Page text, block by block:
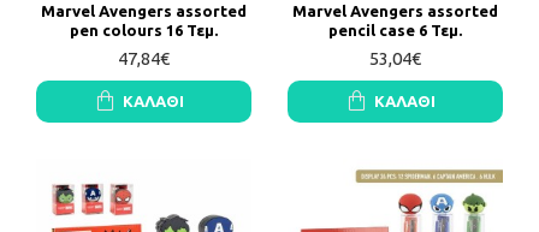
Marvel Avengers assorted
pen colours 16 Τεμ.
47,84€
ΚΑΛΆΘΙ
Marvel Avengers assorted
pencil case 6 Τεμ.
53,04€
ΚΑΛΆΘΙ